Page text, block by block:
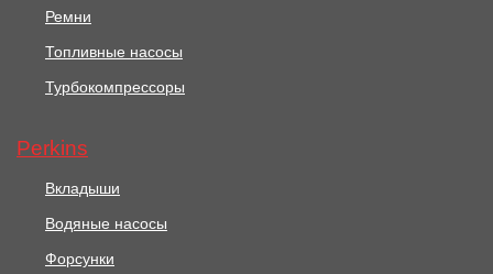
Ремни
Топливные насосы
Турбокомпрессоры
Perkins
Вкладыши
Водяные насосы
Форсунки